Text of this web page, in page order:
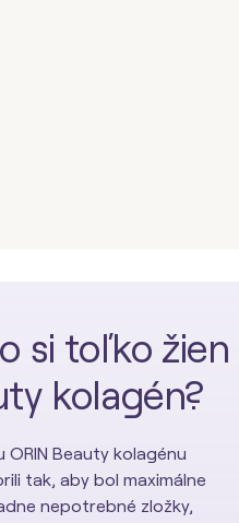
si toľko
kolagén?
ORIN Beauty kolagénu
tak, aby bol maximálne
nepotrebné zložky,